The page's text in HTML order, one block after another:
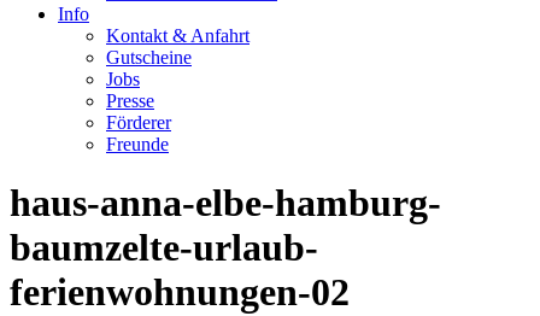
Info
Kontakt & Anfahrt
Gutscheine
Jobs
Presse
Förderer
Freunde
haus-anna-elbe-hamburg-
baumzelte-urlaub-
ferienwohnungen-02